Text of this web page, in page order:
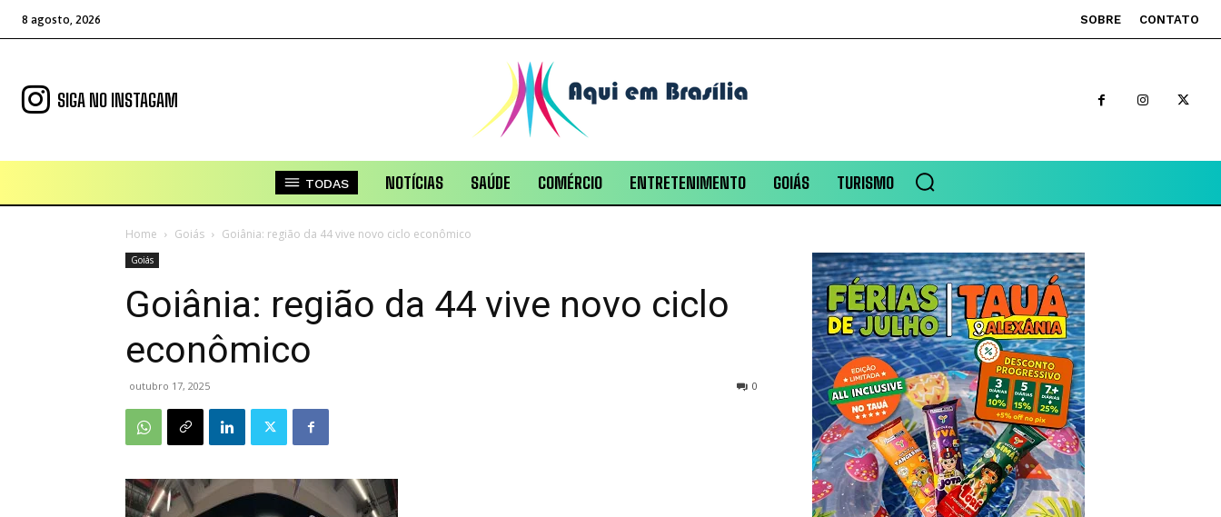
8 agosto, 2026 SOBRE CONTATO
SIGA NO INSTAGAM
TODAS NOTÍCIAS SAÚDE COMÉRCIO ENTRETENIMENTO GOIÁS TURISMO
Home Goiás Goiânia: região da 44 vive novo ciclo econômico
Goiás
Goiânia: região da 44 vive novo ciclo
econômico
outubro 17, 2025 0